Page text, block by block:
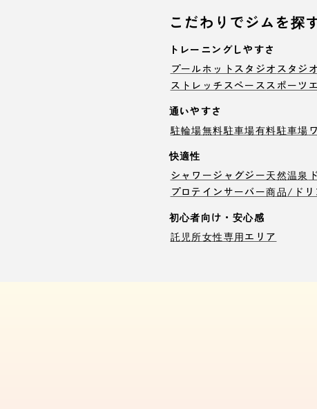
こだわりでジムを探
トレーニングしやすさ
プールホットスタジオ スタジオ
ストレッチスペーススポーツ
通いやすさ
駐輪場無料駐車場有料駐車場
快適性
シャワージャグジー天然温泉
プロテインサーバー商品/ドリ
初心者向け・安心感
託児所女性専用エリア